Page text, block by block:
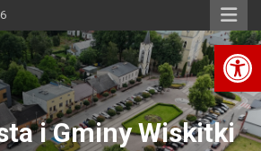
i Gminy Wiskitki